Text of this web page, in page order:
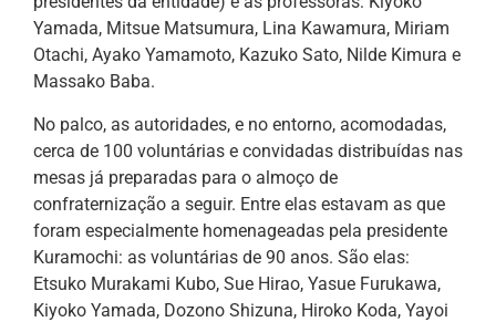
Yamada, Mitsue Matsumura, Lina Kawamura, Miriam
Otachi, Ayako Yamamoto, Kazuko Sato, Nilde Kimura e
Massako Baba.
No palco, as autoridades, e no entorno, acomodadas,
cerca de 100 voluntárias e convidadas distribuídas nas
mesas já preparadas para o almoço de
confraternização a seguir. Entre elas estavam as que
foram especialmente homenageadas pela presidente
Kuramochi: as voluntárias de 90 anos. São elas:
Etsuko Murakami Kubo, Sue Hirao, Yasue Furukawa,
Kiyoko Yamada, Dozono Shizuna, Hiroko Koda, Yayoi